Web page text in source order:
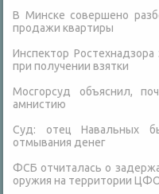
В Минске совершено
продажи квартиры
Инспектор
при получении взятки
Мосгорсуд объяснил,
амнистию
Суд: отец Навальных
отмывания денег
ФСБ отчиталась о
оружия на территории